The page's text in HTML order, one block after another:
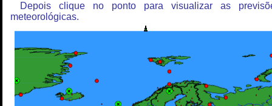
Depois clique no ponto para visualizar as
meteorológicas.